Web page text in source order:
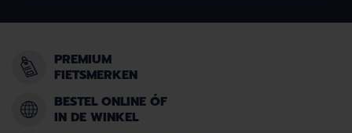
PREMIUM
FIETSMERKEN
BESTEL ONLINE ÓF
IN DE WINKEL